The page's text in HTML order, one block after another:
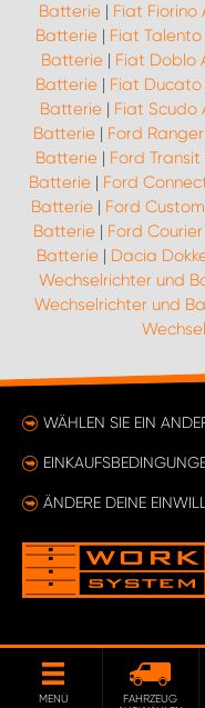
Batterie | Fiat Fiorino
Batterie| Fiat Talento
Batterie| Fiat Doblo
Batterie| Fiat Ducato
Batterie| Fiat Scudo
Batterie| Ford
Batterie | Ford
Batterie| Ford
Batterie | Ford
Batterie | Ford
Batterie | Dacia
Wechselrichter und
Wechselrichter und
WÄHLEN SIE EIN
ÄNDERE DEINE
MENÜ
FAHRZEUG